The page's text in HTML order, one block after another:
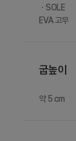
ㆍSOLE
EVA 고무
굽높이
약 5 cm